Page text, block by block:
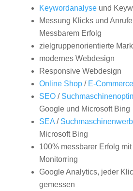
Keywordanalyseund
Messung Klicks und
Messbarem Erfolg
zielgruppenorientierte
modernes Webdesign
Responsive Webdesign
Online Shop/ E-Commerce
SEO/
Google und Microsoft Bing
SEA/
Microsoft Bing
100% messbarer Erfolg
Monitorring
Google Analytics, jeder
gemessen